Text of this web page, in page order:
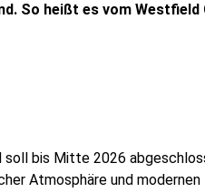
So heißt es vom Westfield
bis Mitte 2026
Atmosphäre und modernen